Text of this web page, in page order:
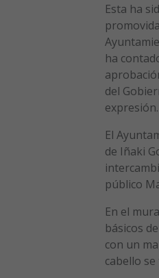
Esta ha
ha
del
expresión.
El
de Iñaki
público
En el
básicos
con un
cabello